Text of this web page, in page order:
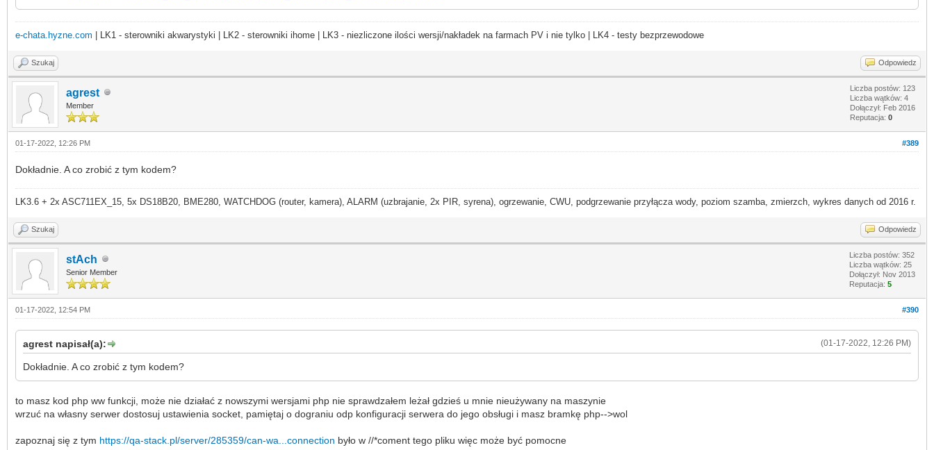
socket_close($sock);
}
}
e-chata.hyzne.com | LK1 - sterowniki akwarystyki | LK2 - sterowniki ihome | LK3 - niezliczone ilości wersji/nakładek na farmach PV i nie tylko | LK4 - testy bezprzewodowe
Szukaj Odpowiedz
agrest
Member
Liczba postów: 123
Liczba wątków: 4
Dołączył: Feb 2016
Reputacja: 0
#389
01-17-2022, 12:26 PM
Dokładnie. A co zrobić z tym kodem?
LK3.6 + 2x ASC711EX_15, 5x DS18B20, BME280, WATCHDOG (router, kamera), ALARM (uzbrajanie, 2x PIR, syrena), ogrzewanie, CWU, podgrzewanie przyłącza wody, poziom szamba, zmierzch, wykres danych od 2016 r.
Szukaj Odpowiedz
stAch
Senior Member
Liczba postów: 352
Liczba wątków: 25
Dołączył: Nov 2013
Reputacja: 5
#390
01-17-2022, 12:54 PM
(01-17-2022, 12:26 PM)
agrest napisał(a):
Dokładnie. A co zrobić z tym kodem?
to masz kod php ww funkcji, może nie działać z nowszymi wersjami php nie sprawdzałem leżał gdzieś u mnie nieużywany na maszynie
wrzuć na własny serwer dostosuj ustawienia socket, pamiętaj o dograniu odp konfiguracji serwera do jego obsługi i masz bramkę php-->wol
zapoznaj się z tym https://qa-stack.pl/server/285359/can-wa...connection było w //*coment tego pliku więc może być pomocne